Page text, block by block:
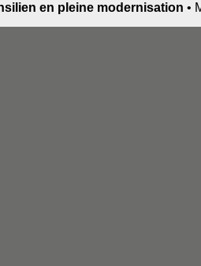
en pleine modernisation •